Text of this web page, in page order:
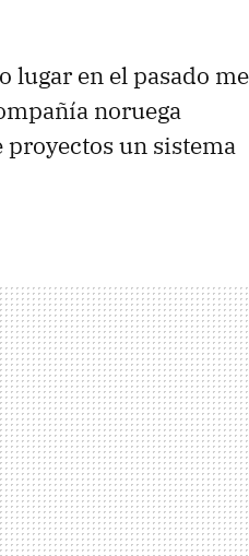
lugar en el pasado
noruega
proyectos un sistema